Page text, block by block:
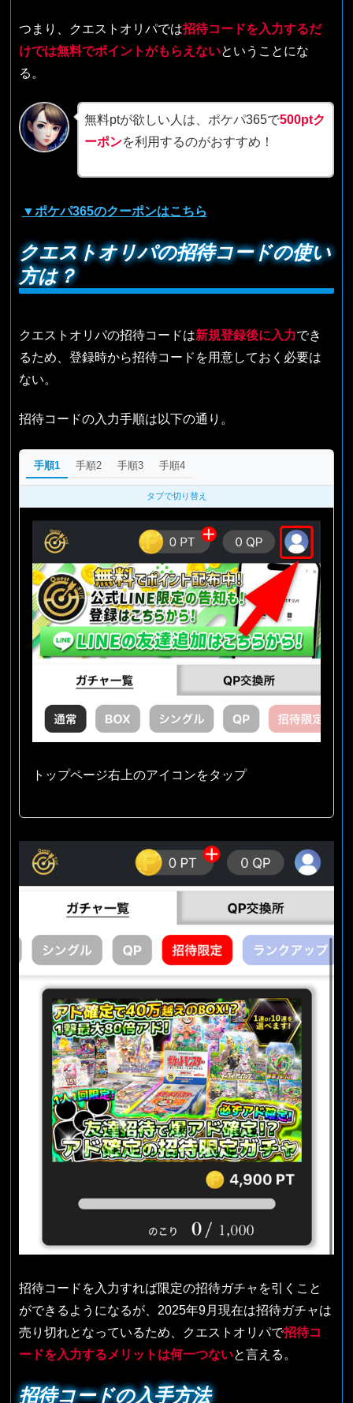
つまり、クエストオリパでは招待コードを入力するだ
けでは無料でポイントがもらえないということにな
る。
無料ptが欲しい人は、ポケパ365で500ptク
ーポンを利用するのがおすすめ！
▼ポケパ365のクーポンはこちら
クエストオリパの招待コードの使い
方は？
クエストオリパの招待コードは新規登録後に入力でき
るため、登録時から招待コードを用意しておく必要は
ない。
招待コードの入力手順は以下の通り。
手順1 手順2 手順3 手順4
タブで切り替え
トップページ右上のアイコンをタップ
招待コードを入力すれば限定の招待ガチャを引くこと
ができるようになるが、2025年9月現在は招待ガチャは
売り切れとなっているため、クエストオリパで招待コ
ードを入力するメリットは何一つないと言える。
招待コードの入手方法